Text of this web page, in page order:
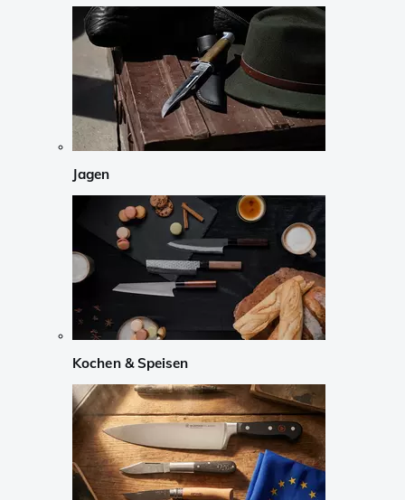
Jagen
Kochen & Speisen